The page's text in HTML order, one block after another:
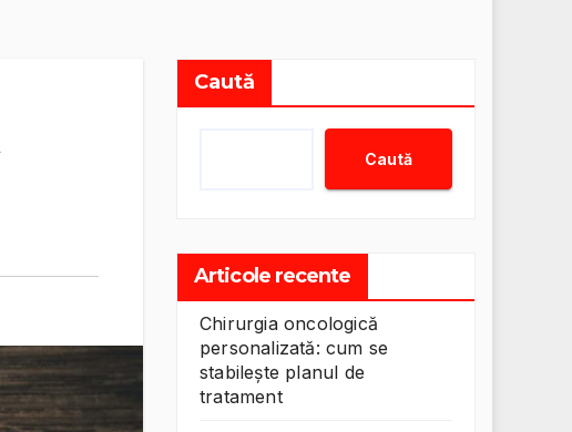
Caută
Caută
Articole recente
Chirurgia oncologică
personalizată: cum se
stabilește planul de
tratament